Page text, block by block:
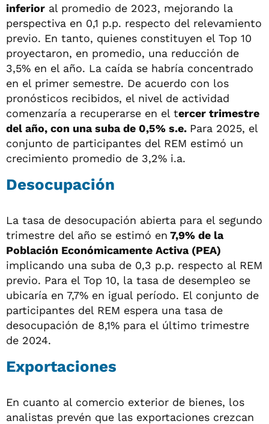
inferior al promedio de 2023, mejorando la
perspectiva en 0,1 p.p. respecto del relevamiento
previo. En tanto, quienes constituyen el Top 10
proyectaron, en promedio, una reducción de
3,5% en el año. La caída se habría concentrado
en el primer semestre. De acuerdo con los
pronósticos recibidos, el nivel de actividad
comenzaría a recuperarse en el tercer trimestre
del año, con una suba de 0,5% s.e. Para 2025, el
conjunto de participantes del REM estimó un
crecimiento promedio de 3,2% i.a.
Desocupación
La tasa de desocupación abierta para el segundo
trimestre del año se estimó en 7,9% de la
Población Económicamente Activa (PEA)
implicando una suba de 0,3 p.p. respecto al REM
previo. Para el Top 10, la tasa de desempleo se
ubicaría en 7,7% en igual período. El conjunto de
participantes del REM espera una tasa de
desocupación de 8,1% para el último trimestre
de 2024.
Exportaciones
En cuanto al comercio exterior de bienes, los
analistas prevén que las exportaciones crezcan